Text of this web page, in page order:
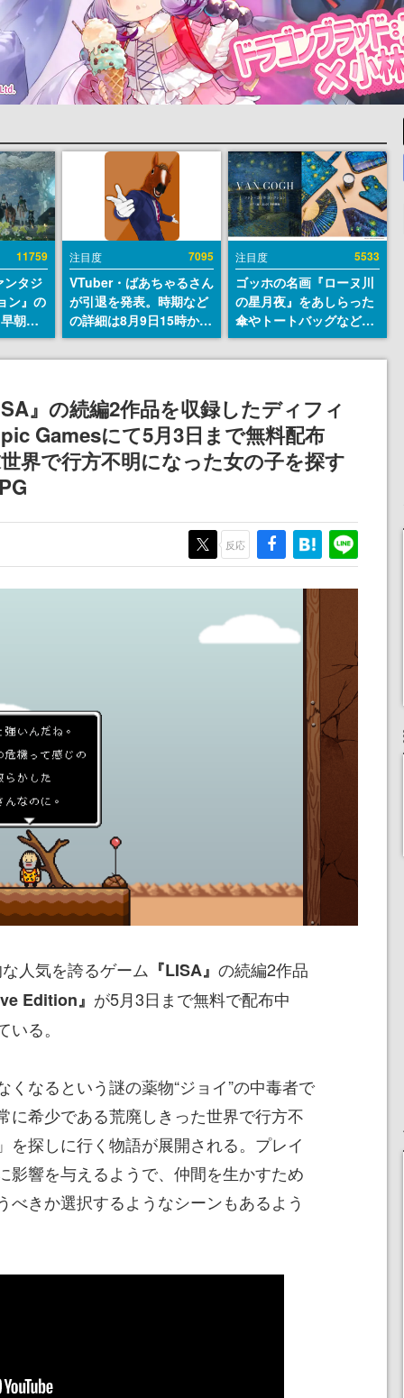
11759
ンタジ
ン』の
朝に
メイ
編、
直樹
注目度 7095
VTuber・ばあちゃるさん
が引退を発表。時期など
の詳細は8月9日15時から
の配信で説明
注目度 5533
ゴッホの名画『ローヌ川
の星月夜』をあしらった
傘やトートバッグなどが
登場。8月7日21時より2
日間限定で予約販売
』の続編2作品を収録したディフィ
Gamesにて5月3日まで無料配布
界で行方不明になった女の子を探す
反応
人気を誇るゲーム 『LISA』 の続編2作品
Edition』 が5月3日まで無料で配布中
る。
なるという謎の薬物“ジョイ”の中毒者で
に希少である荒廃しきった世界で行方不
を探しに行く物語が展開される。プレイ
影響を与えるようで、仲間を生かすため
べきか選択するようなシーンもあるよう